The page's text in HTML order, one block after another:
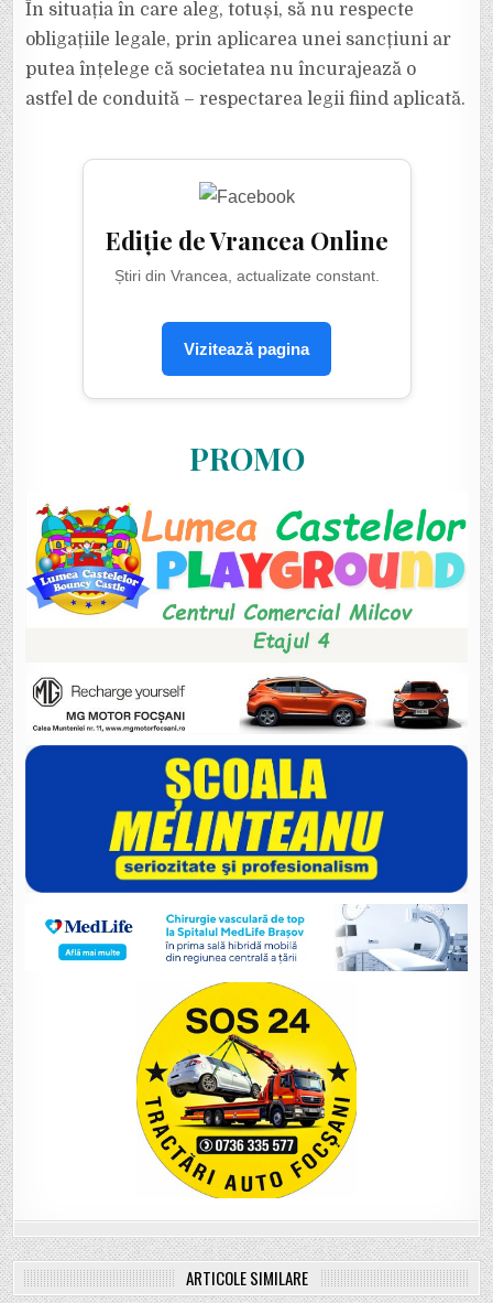
În situația în care aleg, totuși, să nu respecte
obligațiile legale, prin aplicarea unei sancțiuni ar
putea înțelege că societatea nu încurajează o
astfel de conduită – respectarea legii fiind aplicată.
Ediție de Vrancea Online
Știri din Vrancea, actualizate constant.
Vizitează pagina
PROMO
ARTICOLE SIMILARE